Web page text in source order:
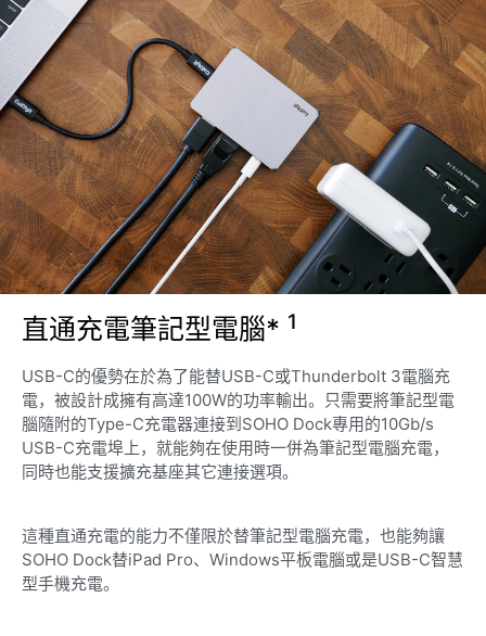
直通充電筆記型電腦* 1
USB-C的優勢在於為了能替USB-C或Thunderbolt 3電腦充
電，被設計成擁有高達100W的功率輸出。只需要將筆記型電
腦隨附的Type-C充電器連接到SOHO Dock專用的10Gb/s
USB-C充電埠上，就能夠在使用時一併為筆記型電腦充電，
同時也能支援擴充基座其它連接選項。
這種直通充電的能力不僅限於替筆記型電腦充電，也能夠讓
SOHO Dock替iPad Pro、Windows平板電腦或是USB-C智慧
型手機充電。